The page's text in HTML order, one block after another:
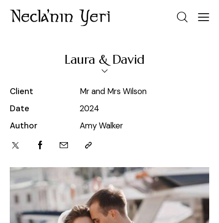
Laura & David
Client
Mr and Mrs Wilson
Date
2024
Author
Amy Walker